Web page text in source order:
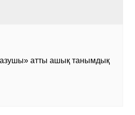
атты ашық танымдық